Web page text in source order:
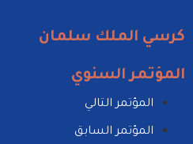
كرسي الملك سلمان
المؤتمر السنوي
المؤتمر التالي
المؤتمر السابق